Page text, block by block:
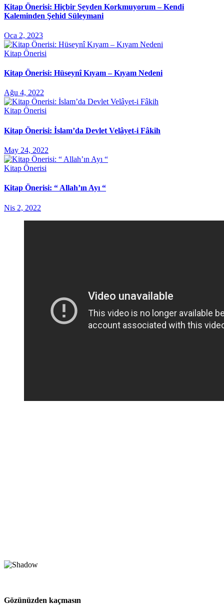
Kitap Önerisi: Hiçbir Şeyden Korkmuyorum – Kendi
Kaleminden Şehid Süleymani
Oca 2, 2023
Kitap Önerisi
Kitap Önerisi: Hüseynî Kıyam – Kıyam Nedeni
Ağu 4, 2022
Kitap Önerisi
Kitap Önerisi: İslam’da Devlet Velâyet-i Fâkih
May 24, 2022
Kitap Önerisi
Kitap Önerisi: “ Allah’ın Ayı “
Nis 2, 2022
Gözünüzden kaçmasın